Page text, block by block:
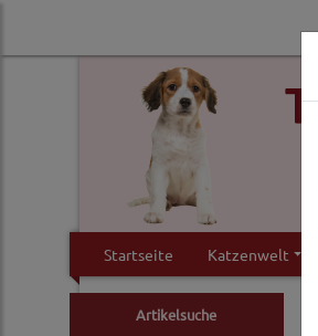
Startseite Katzenwelt
Artikelsuche